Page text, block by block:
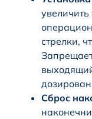
стрелки,
Сброс